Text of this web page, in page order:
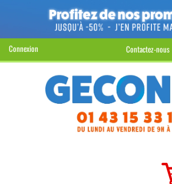
Connexion Contactez-nous